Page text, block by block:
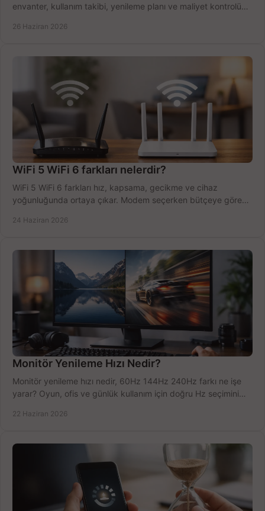
envanter, kullanım takibi, yenileme planı ve maliyet kontrolü
26 Haziran 2026
WiFi 5 WiFi 6 farkları nelerdir?
WiFi 5 WiFi 6 farkları hız, kapsama, gecikme ve cihaz
yoğunluğunda ortaya çıkar. Modem seçerken bütçeye göre
24 Haziran 2026
Monitör Yenileme Hızı Nedir?
Monitör yenileme hızı nedir, 60Hz 144Hz 240Hz farkı ne işe
yarar? Oyun, ofis ve günlük kullanım için doğru Hz seçimini
22 Haziran 2026